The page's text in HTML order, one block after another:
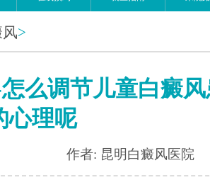
>
么调节儿童白癜
心理呢
作者: 昆明白癜风医院